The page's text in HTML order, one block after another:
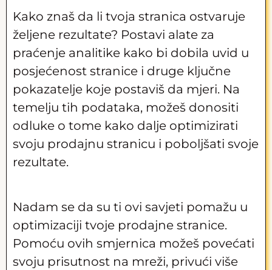
Kako znaš da li tvoja stranica ostvaruje
željene rezultate? Postavi alate za
praćenje analitike kako bi dobila uvid u
posjećenost stranice i druge ključne
pokazatelje koje postaviš da mjeri. Na
temelju tih podataka, možeš donositi
odluke o tome kako dalje optimizirati
svoju prodajnu stranicu i poboljšati svoje
rezultate.
Nadam se da su ti ovi savjeti pomažu u
optimizaciji tvoje prodajne stranice.
Pomoću ovih smjernica možeš povećati
svoju prisutnost na mreži, privući više